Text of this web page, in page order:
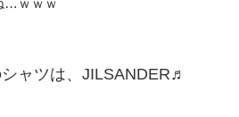
ャツは、JILSANDER♬